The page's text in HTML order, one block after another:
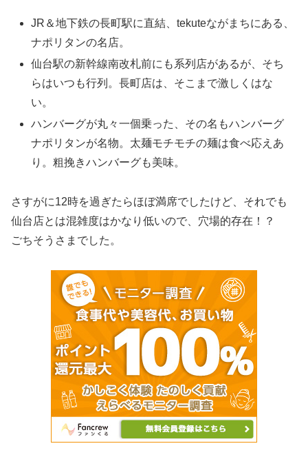
JR＆地下鉄の長町駅に直結、tekuteながまちにある、
ナポリタンの名店。
仙台駅の新幹線南改札前にも系列店があるが、そち
らはいつも行列。長町店は、そこまで激しくはな
い。
ハンバーグが丸々一個乗った、その名もハンバーグ
ナポリタンが名物。太麺モチモチの麺は食べ応えあ
り。粗挽きハンバーグも美味。
さすがに12時を過ぎたらほぼ満席でしたけど、それでも
仙台店とは混雑度はかなり低いので、穴場的存在！？
ごちそうさまでした。